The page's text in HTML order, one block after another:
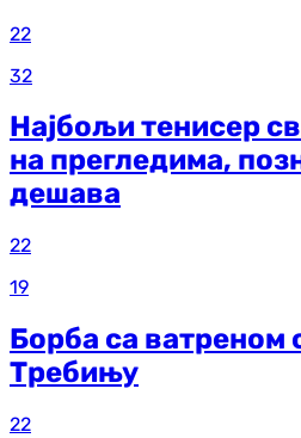
22
32
Најбољи тенисер
на прегледима,
дешава
22
19
Борба са ватреном
Требињу
22